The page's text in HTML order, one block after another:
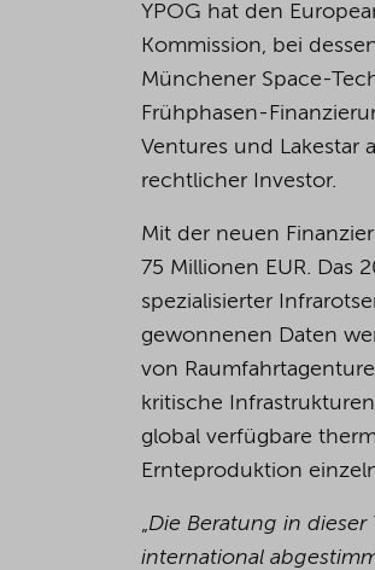
YPOG hat den
Kommission, bei
Münchener Space-
Frühphasen-
Ventures und Lakestar
rechtlicher Investor.
Mit der neuen
75 Millionen EUR. Das
spezialisierter
gewonnenen Daten
von
kritische
global verfügbare
Ernteproduktion
„Die Beratung in
international